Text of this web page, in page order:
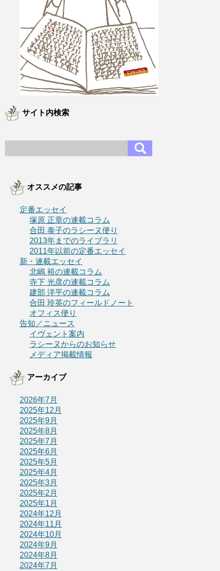
サイト内検索
オススメの記事
定番エッセイ
塚原 正章の連載コラム
合田 泰子のラシーヌ便り
2013年までのライブラリ
2011年以前の定番エッセイ
新・連載エッセイ
北嶋 裕の連載コラム
寺下 光彦の連載コラム
建部 洋平の連載コラム
合田 玲英のフィールドノート
オフィス便り
告知／ニュース
イヴェント案内
ラシーヌからのお知らせ
メディア掲載情報
アーカイブ
2026年7月
2025年12月
2025年9月
2025年8月
2025年7月
2025年6月
2025年5月
2025年4月
2025年3月
2025年2月
2025年1月
2024年12月
2024年11月
2024年10月
2024年9月
2024年8月
2024年7月